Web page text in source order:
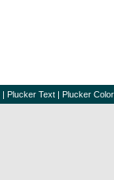
| Plucker Text | Plucker Color